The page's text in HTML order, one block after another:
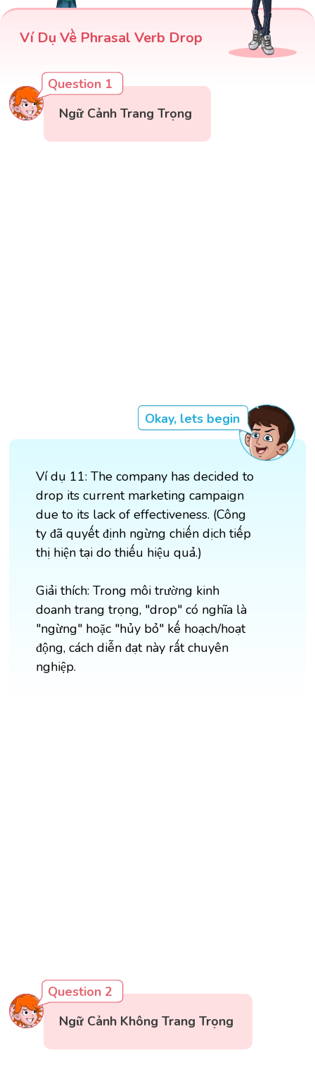
Ví Dụ Về Phrasal Verb Drop
Question 1
Ngữ Cảnh Trang Trọng
Okay, lets begin
Ví dụ 11: The company has decided to
drop its current marketing campaign
due to its lack of effectiveness. (Công
ty đã quyết định ngừng chiến dịch tiếp
thị hiện tại do thiếu hiệu quả.)
Giải thích: Trong môi trường kinh
doanh trang trọng, "drop" có nghĩa là
"ngừng" hoặc "hủy bỏ" kế hoạch/hoạt
động, cách diễn đạt này rất chuyên
nghiệp.
Question 2
Ngữ Cảnh Không Trang Trọng